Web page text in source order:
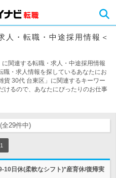
人・転職・中途採用情報＜
関連する転職・求人・中途採用情報
職・求人情報を探しているあなたにお
貨 30代 台東区」に関連するキーワー
けるので、あなたにぴったりのお仕事
全29件中)
1
10日休(柔軟なシフト)*産育休/復帰実